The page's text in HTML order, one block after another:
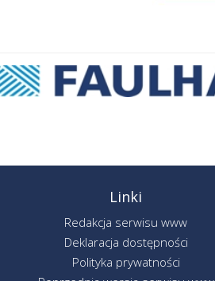
Linki
Redakcja serwisu www
Deklaracja dostępności
Polityka prywatności